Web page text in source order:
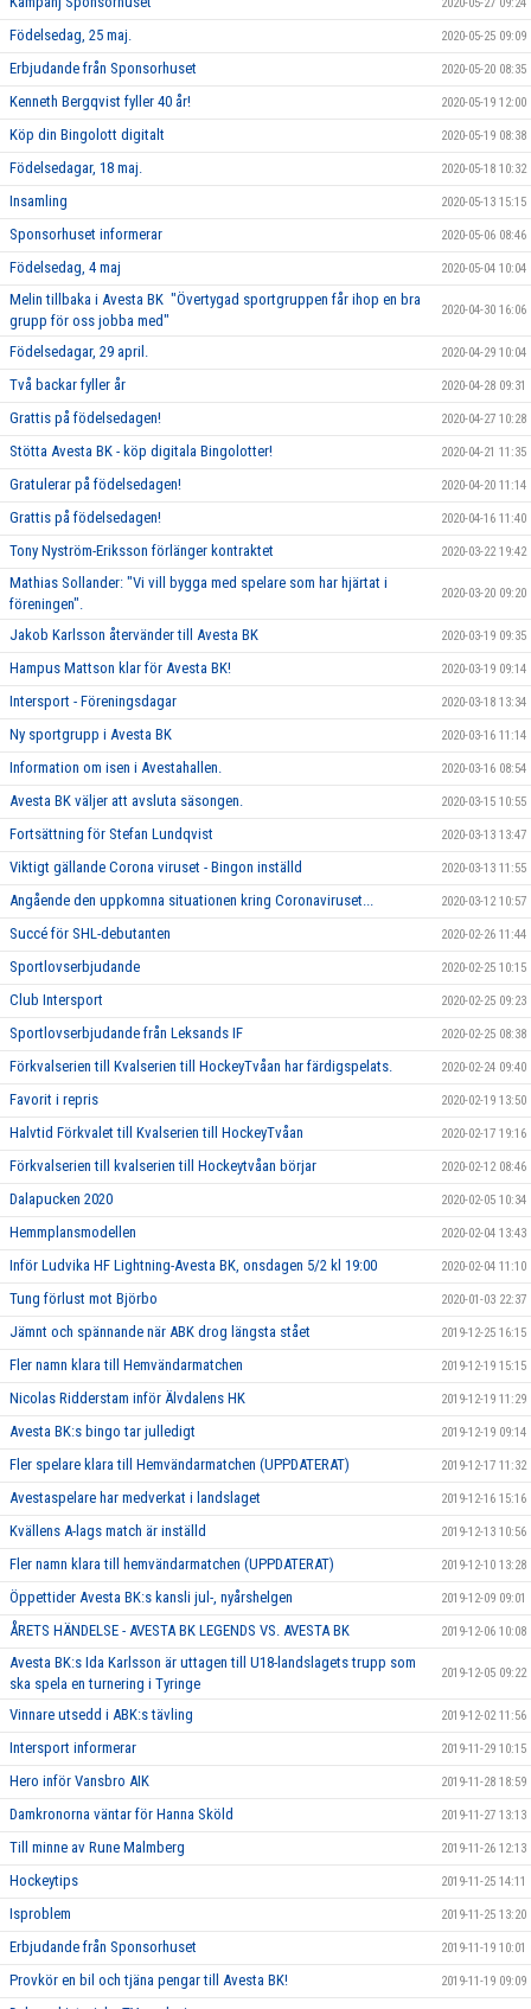
Födelsedag, 25 maj. 2020-05-25 09:09
Erbjudande från Sponsorhuset 2020-05-20 08:35
Kenneth Bergqvist fyller 40 år! 2020-05-19 12:00
Köp din Bingolott digitalt 2020-05-19 08:38
Födelsedagar, 18 maj. 2020-05-18 10:32
Insamling 2020-05-13 15:15
Sponsorhuset informerar 2020-05-06 08:46
Födelsedag, 4 maj 2020-05-04 10:04
Melin tillbaka i Avesta BK "Övertygad sportgruppen får ihop en bra
grupp för oss jobba med"
2020-04-30 16:06
Födelsedagar, 29 april. 2020-04-29 10:04
Två backar fyller år 2020-04-28 09:31
Grattis på födelsedagen! 2020-04-27 10:28
Stötta Avesta BK - köp digitala Bingolotter! 2020-04-21 11:35
Gratulerar på födelsedagen! 2020-04-20 11:14
Grattis på födelsedagen! 2020-04-16 11:40
Tony Nyström-Eriksson förlänger kontraktet 2020-03-22 19:42
Mathias Sollander: "Vi vill bygga med spelare som har hjärtat i
föreningen".
2020-03-20 09:20
Jakob Karlsson återvänder till Avesta BK 2020-03-19 09:35
Hampus Mattson klar för Avesta BK! 2020-03-19 09:14
Intersport - Föreningsdagar 2020-03-18 13:34
Ny sportgrupp i Avesta BK 2020-03-16 11:14
Information om isen i Avestahallen. 2020-03-16 08:54
Avesta BK väljer att avsluta säsongen. 2020-03-15 10:55
Fortsättning för Stefan Lundqvist 2020-03-13 13:47
Viktigt gällande Corona viruset - Bingon inställd 2020-03-13 11:55
Angående den uppkomna situationen kring Coronaviruset... 2020-03-12 10:57
Succé för SHL-debutanten 2020-02-26 11:44
Sportlovserbjudande 2020-02-25 10:15
Club Intersport 2020-02-25 09:23
Sportlovserbjudande från Leksands IF 2020-02-25 08:38
Förkvalserien till Kvalserien till HockeyTvåan har färdigspelats. 2020-02-24 09:40
Favorit i repris 2020-02-19 13:50
Halvtid Förkvalet till Kvalserien till HockeyTvåan 2020-02-17 19:16
Förkvalserien till kvalserien till Hockeytvåan börjar 2020-02-12 08:46
Dalapucken 2020 2020-02-05 10:34
Hemmplansmodellen 2020-02-04 13:43
Inför Ludvika HF Lightning-Avesta BK, onsdagen 5/2 kl 19:00 2020-02-04 11:10
Tung förlust mot Björbo 2020-01-03 22:37
Jämnt och spännande när ABK drog längsta stået 2019-12-25 16:15
Fler namn klara till Hemvändarmatchen 2019-12-19 15:15
Nicolas Ridderstam inför Älvdalens HK 2019-12-19 11:29
Avesta BK:s bingo tar julledigt 2019-12-19 09:14
Fler spelare klara till Hemvändarmatchen (UPPDATERAT) 2019-12-17 11:32
Avestaspelare har medverkat i landslaget 2019-12-16 15:16
Kvällens A-lags match är inställd 2019-12-13 10:56
Fler namn klara till hemvändarmatchen (UPPDATERAT) 2019-12-10 13:28
Öppettider Avesta BK:s kansli jul-, nyårshelgen 2019-12-09 09:01
ÅRETS HÄNDELSE - AVESTA BK LEGENDS VS. AVESTA BK 2019-12-06 10:08
Avesta BK:s Ida Karlsson är uttagen till U18-landslagets trupp som
ska spela en turnering i Tyringe
2019-12-05 09:22
Vinnare utsedd i ABK:s tävling 2019-12-02 11:56
Intersport informerar 2019-11-29 10:15
Hero inför Vansbro AIK 2019-11-28 18:59
Damkronorna väntar för Hanna Sköld 2019-11-27 13:13
Till minne av Rune Malmberg 2019-11-26 12:13
Hockeytips 2019-11-25 14:11
Isproblem 2019-11-25 13:20
Erbjudande från Sponsorhuset 2019-11-19 10:01
Provkör en bil och tjäna pengar till Avesta BK! 2019-11-19 09:09